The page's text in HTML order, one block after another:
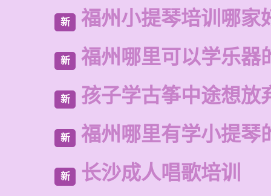
新 福州小提琴培训哪家
新 福州哪里可以学乐器
新 孩子学古筝中途想放
新 福州哪里有学小提琴
新 长沙成人唱歌培训